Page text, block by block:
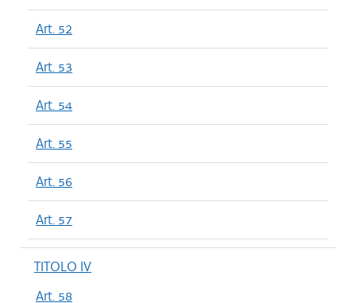
Art. 52
Art. 53
Art. 54
Art. 55
Art. 56
Art. 57
TITOLO IV
Art. 58